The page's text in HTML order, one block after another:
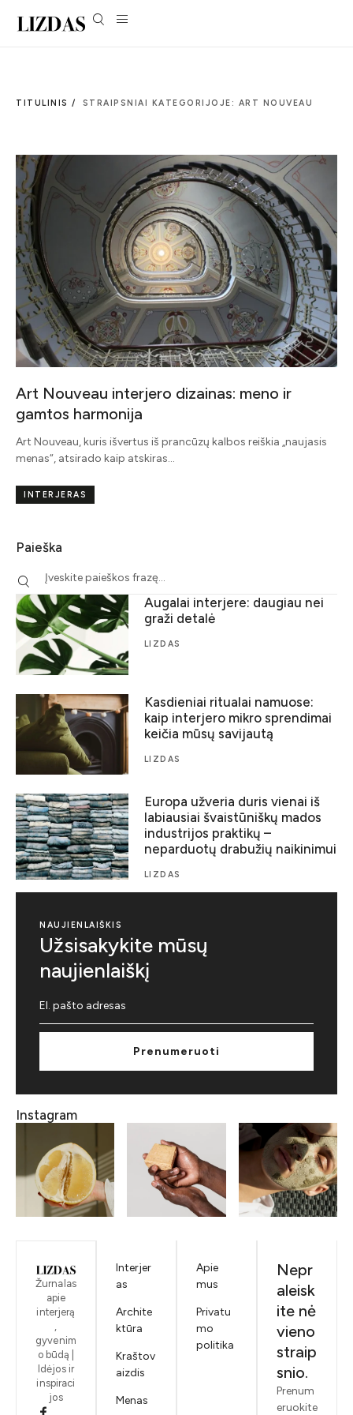
TITULINIS / STRAIPSNIAI KATEGORIJOJE: ART NOUVEAU
Art Nouveau interjero dizainas: meno ir
gamtos harmonija
Art Nouveau, kuris išvertus iš prancūzų kalbos reiškia „naujasis
menas“, atsirado kaip atskiras…
INTERJERAS
Paieška
Augalai interjere: daugiau nei
graži detalė
LIZDAS
Kasdieniai ritualai namuose:
kaip interjero mikro sprendimai
keičia mūsų savijautą
LIZDAS
Europa užveria duris vienai iš
labiausiai švaistūniškų mados
industrijos praktikų –
neparduotų drabužių naikinimui
LIZDAS
NAUJIENLAIŠKIS
Užsisakykite mūsų
naujienlaiškį
Prenumeruoti
Instagram
Žurnalas
apie
interjerą
,
gyvenim
o būdą |
Idėjos ir
inspiraci
jos
Interjer
as
Archite
ktūra
Kraštov
aizdis
Menas
Apie
mus
Privatu
mo
politika
Nepr
aleisk
ite nė
vieno
straip
snio.
Prenum
eruokite